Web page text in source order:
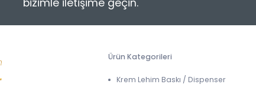
bizimle iletişime geçin.
Ürün Kategorileri
Krem Lehim Baskı / Dispenser